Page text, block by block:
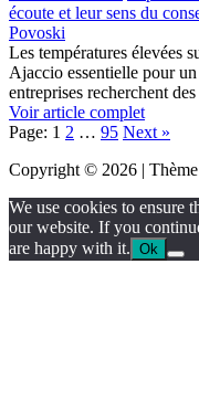
écoute et leur sens du
Povoski
Les températures élevées
Ajaccio essentielle pour
entreprises recherchent
Voir article complet
Page: 1 2 … 95 Next »
Copyright © 2026 |
We use cookies to ensure
our website. If you
are happy with it. Ok